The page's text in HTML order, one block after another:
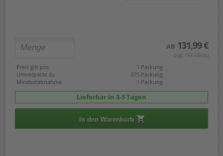
AB 131,99 €
(zzgl. 19% Mwst.)
Preis gilt pro
1 Packung
Umverpackt zu
375 Packung
Mindestabnahme
1 Packung
Lieferbar in 3-5 Tagen
In den Warenkorb